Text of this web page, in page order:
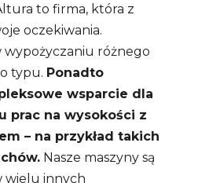
to firma, która z
oczekiwania.
wypożyczaniu różnego
typu. Ponadto
wsparcie dla
prac na wysokości z
– na przykład takich
Nasze maszyny są
wielu innych